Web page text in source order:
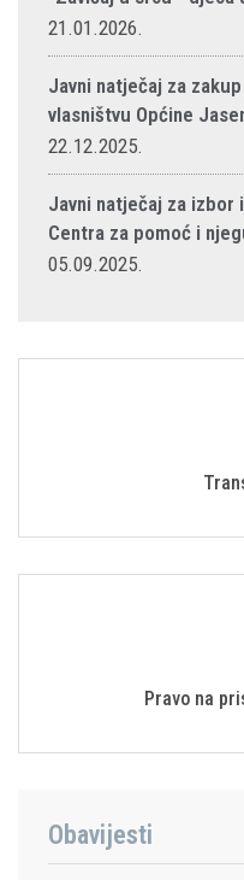
21.01.2026.
Javni natječaj za
vlasništvu Općine
22.12.2025.
Javni natječaj za izbor
Centra za pomoć i
05.09.2025.
Pravo na
Obavijesti